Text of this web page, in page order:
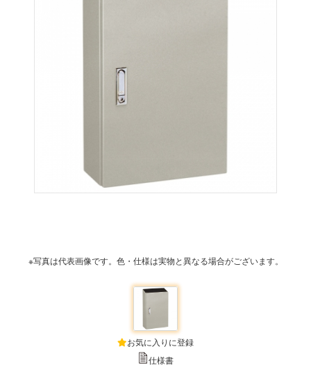
※写真は代表画像です。色・仕様は実物と異なる場合がございます。
お気に入りに登録
仕様書